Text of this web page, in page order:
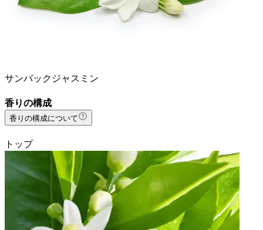
サンバックジャスミン
香りの構成
香りの構成について
トップ